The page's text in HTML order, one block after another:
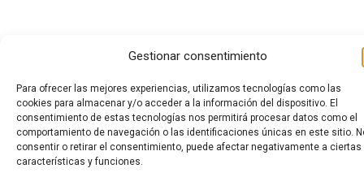
Gestionar consentimiento
Para ofrecer las mejores experiencias, utilizamos tecnologías como las
cookies para almacenar y/o acceder a la información del dispositivo. El
consentimiento de estas tecnologías nos permitirá procesar datos como el
comportamiento de navegación o las identificaciones únicas en este sitio.
consentir o retirar el consentimiento, puede afectar negativamente a ciertas
características y funciones.